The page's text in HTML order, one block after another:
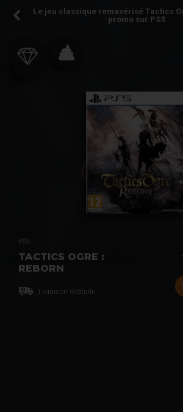
Le jeu classique remasérisé Tactics
promo sur PS5
PS5
TACTICS OGRE :
REBORN
Livraison Gratuite